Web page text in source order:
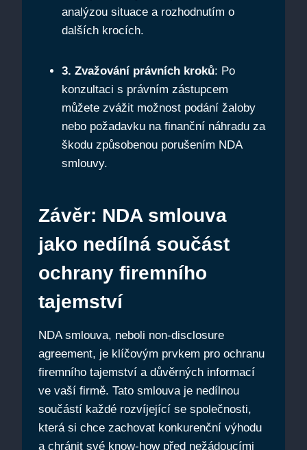
analýzou situace a rozhodnutím o
dalších krocích.
3. Zvažování právních kroků: Po
konzultaci s právním zástupcem
můžete zvážit možnost podání žaloby
nebo požadavku na finanční náhradu za
škodu způsobenou porušením NDA
smlouvy.
Závěr: NDA smlouva
jako nedílná součást
ochrany firemního
tajemství
NDA smlouva, neboli non-disclosure
agreement, je klíčovým prvkem pro ochranu
firemního tajemství a důvěrných informací
ve vaší firmě. Tato smlouva je nedílnou
součástí každé rozvíjející se společnosti,
která si chce zachovat konkurenční výhodu
a chránit své know-how před nežádoucími